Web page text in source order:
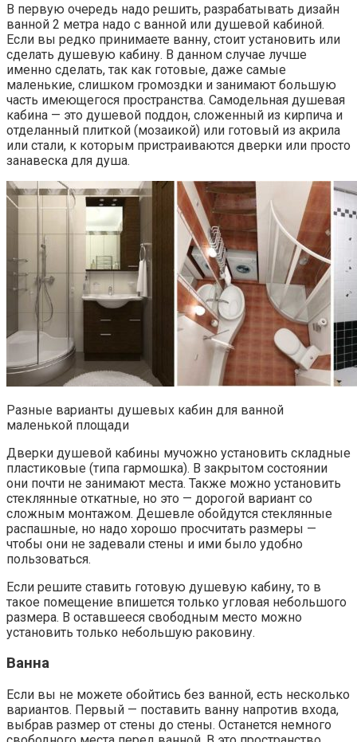
В первую очередь надо решить, разрабатывать дизайн
ванной 2 метра надо с ванной или душевой кабиной.
Если вы редко принимаете ванну, стоит установить или
сделать душевую кабину. В данном случае лучше
именно сделать, так как готовые, даже самые
маленькие, слишком громоздки и занимают большую
часть имеющегося пространства. Самодельная душевая
кабина — это душевой поддон, сложенный из кирпича и
отделанный плиткой (мозаикой) или готовый из акрила
или стали, к которым пристраиваются дверки или просто
занавеска для душа.
Разные варианты душевых кабин для ванной
маленькой площади
Дверки душевой кабины мучожно установить складные
пластиковые (типа гармошка). В закрытом состоянии
они почти не занимают места. Также можно установить
стеклянные откатные, но это — дорогой вариант со
сложным монтажом. Дешевле обойдутся стеклянные
распашные, но надо хорошо просчитать размеры —
чтобы они не задевали стены и ими было удобно
пользоваться.
Если решите ставить готовую душевую кабину, то в
такое помещение впишется только угловая небольшого
размера. В оставшееся свободным место можно
установить только небольшую раковину.
Ванна
Если вы не можете обойтись без ванной, есть несколько
вариантов. Первый — поставить ванну напротив входа,
выбрав размер от стены до стены. Останется немного